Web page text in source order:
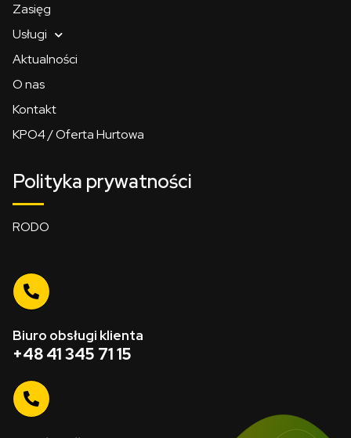
Zasięg
Usługi
Aktualności
O nas
Kontakt
KPO4 / Oferta Hurtowa
Polityka prywatności
RODO
Biuro obsługi klienta
+48 41 345 71 15